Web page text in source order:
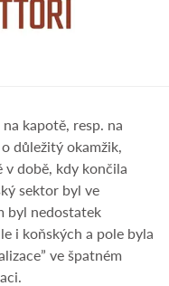
na kapotě, resp. na
důležitý okamžik,
době, kdy končila
sektor byl ve
byl nedostatek
i koňských a pole byla
ve špatném